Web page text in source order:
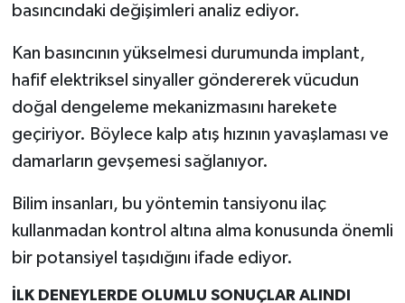
basıncındaki değişimleri analiz ediyor.
Kan basıncının yükselmesi durumunda implant,
hafif elektriksel sinyaller göndererek vücudun
doğal dengeleme mekanizmasını harekete
geçiriyor. Böylece kalp atış hızının yavaşlaması ve
damarların gevşemesi sağlanıyor.
Bilim insanları, bu yöntemin tansiyonu ilaç
kullanmadan kontrol altına alma konusunda önemli
bir potansiyel taşıdığını ifade ediyor.
İLK DENEYLERDE OLUMLU SONUÇLAR ALINDI